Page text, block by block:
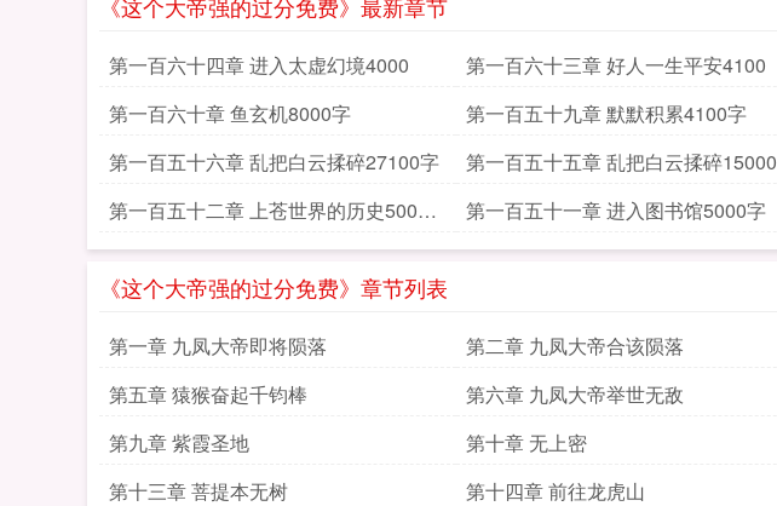
第一百六十四章 进入太虚幻境4000 第一百六十三章 好人一生平安4100
第一百六十章 鱼玄机8000字
第一百五十九章 默默积累4100字
第一百五十六章 乱把白云揉碎27100字
第一百五十五章 乱把白云揉碎15000
第一百五十二章 上苍世界的历史5000
字
第一百五十一章 进入图书馆5000字
《这个大帝强的过分免费》章节列表
第一章 九凤大帝即将陨落 第二章 九凤大帝合该陨落
第五章 猿猴奋起千钧棒
第六章 九凤大帝举世无敌
第九章 紫霞圣地
第十章 无上密
第十三章 菩提本无树
第十四章 前往龙虎山